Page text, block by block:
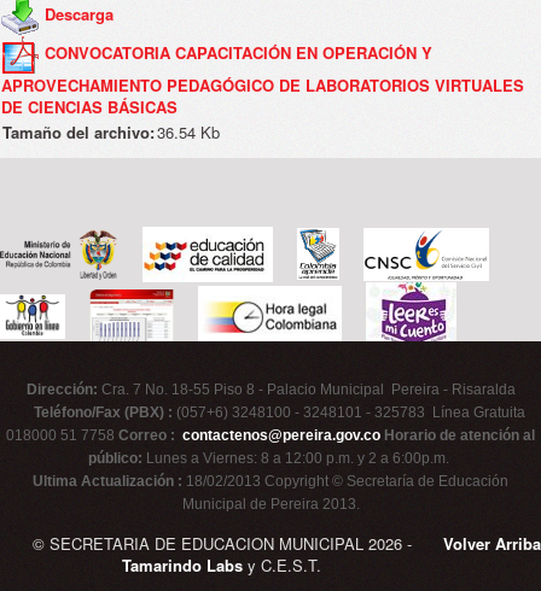
Descarga
CONVOCATORIA CAPACITACIÓN EN OPERACIÓN Y
APROVECHAMIENTO PEDAGÓGICO DE LABORATORIOS VIRTUALES
DE CIENCIAS BÁSICAS
Tamaño del archivo:36.54 Kb
Dirección: Cra. 7 No. 18-55 Piso 8 - Palacio Municipal Pereira - Risaralda
Teléfono/Fax (PBX) : (057+6) 3248100 - 3248101 - 325783 Línea Gratuita
018000 51 7758 Correo : contactenos@pereira.gov.co Horario de atención al
público: Lunes a Viernes: 8 a 12:00 p.m. y 2 a 6:00p.m.
Ultima Actualización : 18/02/2013 Copyright © Secretaría de Educación
Municipal de Pereira 2013.
Volver Arriba
© SECRETARIA DE EDUCACION MUNICIPAL 2026 -
Tamarindo Labs y C.E.S.T.